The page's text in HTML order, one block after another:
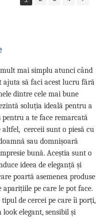
mai simplu atunci când
să faci acest lucru fără
dintre cele mai bune
soluția ideală pentru a
a te face remarcată
cerceii sunt o piesă cu
sau domnișoară
bună. Aceștia sunt o
ideea de eleganță și
poartă asemenea produse
aparițiile pe care le pot face.
tipul de cercei pe care îi porți,
elegant, sensibil și